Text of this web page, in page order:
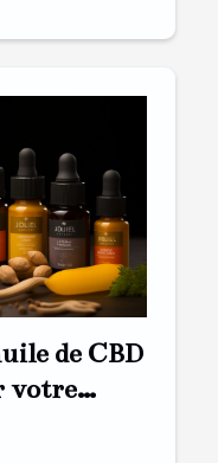
de CBD
votre